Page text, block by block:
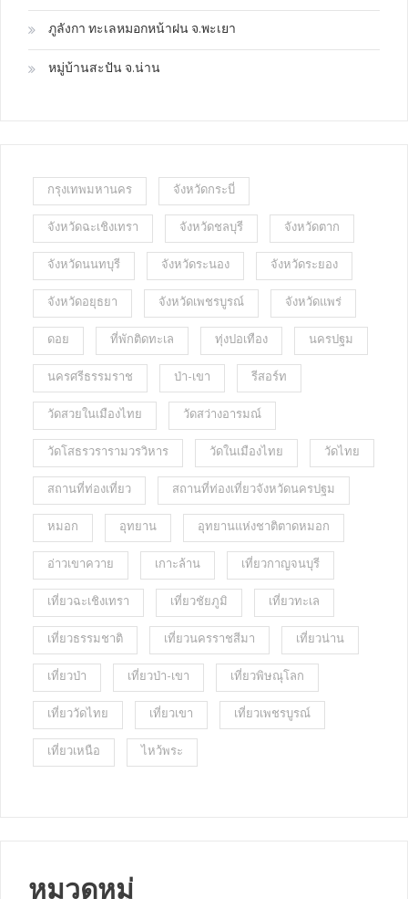
ภูลังกา ทะเลหมอกหน้าฝน จ.พะเยา
หมู่บ้านสะปัน จ.น่าน
กรุงเทพมหานคร จังหวัดกระบี่
จังหวัดฉะเชิงเทรา จังหวัดชลบุรี จังหวัดตาก
จังหวัดนนทบุรี จังหวัดระนอง จังหวัดระยอง
จังหวัดอยุธยา จังหวัดเพชรบูรณ์ จังหวัดแพร่
ดอย ที่พักติดทะเล ทุ่งปอเทือง นครปฐม
นครศรีธรรมราช ป่า-เขา รีสอร์ท
วัดสวยในเมืองไทย วัดสว่างอารมณ์
วัดโสธรวรารามวรวิหาร วัดในเมืองไทย วัดไทย
สถานที่ท่องเที่ยว สถานที่ท่องเที่ยวจังหวัดนครปฐม
หมอก อุทยาน อุทยานแห่งชาติตาดหมอก
อ่าวเขาควาย เกาะล้าน เที่ยวกาญจนบุรี
เที่ยวฉะเชิงเทรา เที่ยวชัยภูมิ เที่ยวทะเล
เที่ยวธรรมชาติ เที่ยวนครราชสีมา เที่ยวน่าน
เที่ยวป่า เที่ยวป่า-เขา เที่ยวพิษณุโลก
เที่ยววัดไทย เที่ยวเขา เที่ยวเพชรบูรณ์
เที่ยวเหนือ ไหว้พระ
หมวดหมู่